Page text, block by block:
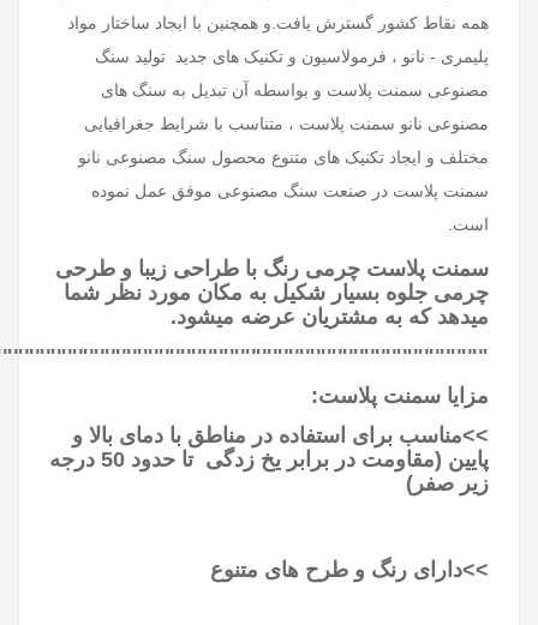
همه نقاط کشور گسترش یافت.و همچنین با ایجاد ساختار مواد
پلیمری - نانو ، فرمولاسیون و تکنیک های جدید تولید سنگ
مصنوعی سمنت پلاست و بواسطه آن تبدیل به سنگ های
مصنوعی نانو سمنت پلاست ، متناسب با شرایط جغرافیایی
مختلف و ایجاد تکنیک های متنوع محصول سنگ مصنوعی نانو
سمنت پلاست در صنعت سنگ مصنوعی موفق عمل نموده
است.
سمنت پلاست چرمی رنگ با طراحی زیبا و طرحی
چرمی جلوه بسیار شکیل به مکان مورد نظر شما
میدهد که به مشتریان عرضه میشود.
مزایا سمنت پلاست:
>>مناسب برای استفاده در مناطق با دمای بالا و
پایین (مقاومت در برابر یخ زدگی تا حدود 50 درجه
زیر صفر)
>>دارای رنگ و طرح های متنوع